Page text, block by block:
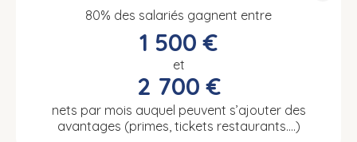
80% des salariés gagnent entre
1 500 €
et
2 700 €
nets par mois auquel peuvent s’ajouter des
avantages (primes, tickets restaurants….)